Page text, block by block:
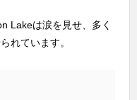
Lakeは涙を見せ、多く
れています。